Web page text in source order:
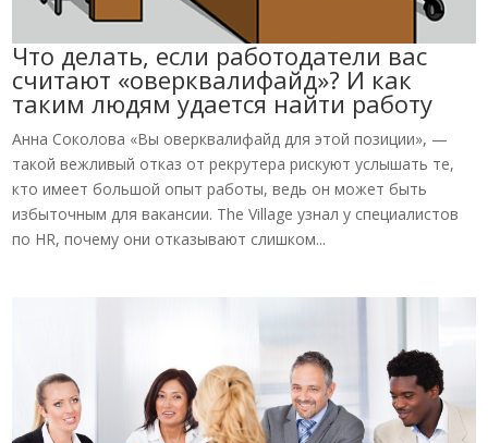
Что делать, если работодатели вас
считают «оверквалифайд»? И как
таким людям удается найти работу
Анна Соколова «Вы оверквалифайд для этой позиции», —
такой вежливый отказ от рекрутера рискуют услышать те,
кто имеет большой опыт работы, ведь он может быть
избыточным для вакансии. The Village узнал у специалистов
по HR, почему они отказывают слишком...